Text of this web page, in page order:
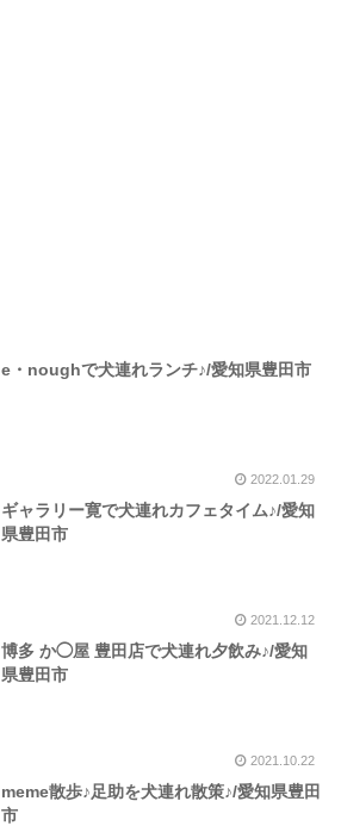
e・noughで犬連れランチ♪/愛知県豊田市
2022.01.29
ギャラリー寛で犬連れカフェタイム♪/愛知
県豊田市
2021.12.12
博多 か◯屋 豊田店で犬連れ夕飲み♪/愛知
県豊田市
2021.10.22
meme散歩♪足助を犬連れ散策♪/愛知県豊田
市